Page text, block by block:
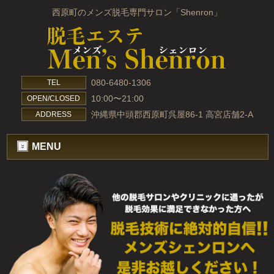
西原町のメンズ脱毛専門サロン「Shenron」
080-6480-1306
10:00〜21:00
沖縄県中頭郡西原町呉屋86-1 高宮店舗2-A
MENU